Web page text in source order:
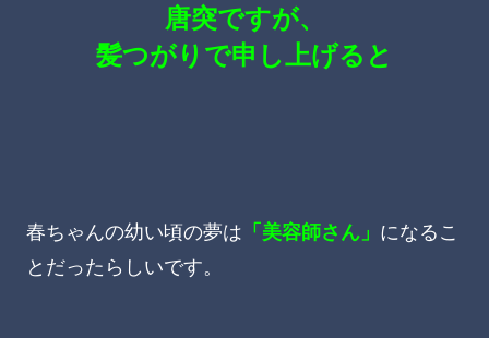
唐突ですが、
髪つがりで申し上げると
春ちゃんの幼い頃の夢は 「美容師さん」 になるこ
とだったらしいです。